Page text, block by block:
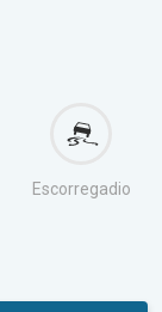
Escorregadio